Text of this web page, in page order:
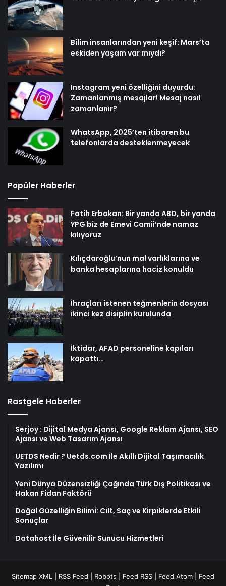
Bilim insanlarından yeni keşif: Mars’ta
eskiden yaşam var mıydı?
Instagram yeni özelliğini duyurdu:
Zamanlanmış mesajlar! Mesaj nasıl
zamanlanır?
WhatsApp, 2025’ten itibaren bu
telefonlarda desteklenmeyecek
Popüler Haberler
Fatih Erbakan: Bir yanda ABD, bir yanda
YPG biz de Emevi Camii’nde namaz
kılıyoruz
Kılıçdaroğlu’nun mal varlıklarına ve
banka hesaplarına haciz konuldu
İhraçları istenen teğmenlerin dosyası
ikinci kez disiplin kurulunda
İktidar, AFAD personeline kapıları
kapattı…
Rastgele Haberler
Serjoy : Dijital Medya Ajansı, Google Reklam Ajansı, SEO
Ajansı ve Web Tasarım Ajansı
UETDS Nedir ? Uetds.com İle Akıllı Dijital Taşımacılık
Yazılımı
Yeni Dünya Düzensizliği Çağında Türk Dış Politikası ve
Hakan Fidan Faktörü
Doğal Güzelliğin Bilimi: Cilt, Saç ve Kirpiklerde Etkili
Sonuçlar
Datahost İle Güvenilir Sunucu Hizmetleri
Sitemap XML RSS Feed Robots Feed RSS Feed Atom
Feed